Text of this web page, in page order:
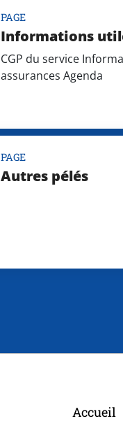
PAGE
Informations
CGP du service
assurances Agenda
PAGE
Autres pélés
Accueil